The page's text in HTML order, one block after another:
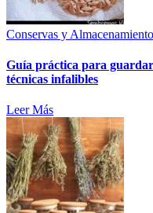
Conservas y Almacenamiento
Guía práctica para
técnicas infalibles
Leer Más